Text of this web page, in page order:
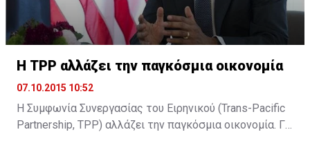
H TPP αλλάζει την παγκόσμια οικονομία
07.10.2015 10:52
Η Συμφωνία Συνεργασίας του Ειρηνικού (Trans-Pacific
Partnership, TPP) αλλάζει την παγκόσμια οικονομία. Για